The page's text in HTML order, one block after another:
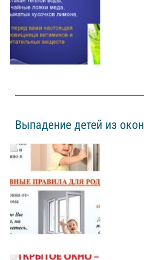
Выпадение детей из окон